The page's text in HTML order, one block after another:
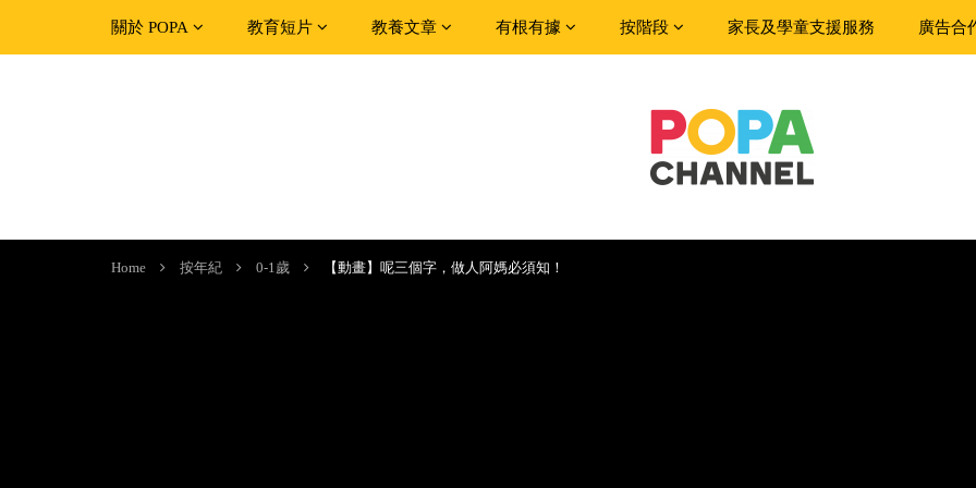
關於 POPA 教育短片 教養文章 有根有據 按階段 家長及學童支援服務 廣告合
Home 按年紀 0-1歲 【動畫】呢三個字，做人阿媽必須知！